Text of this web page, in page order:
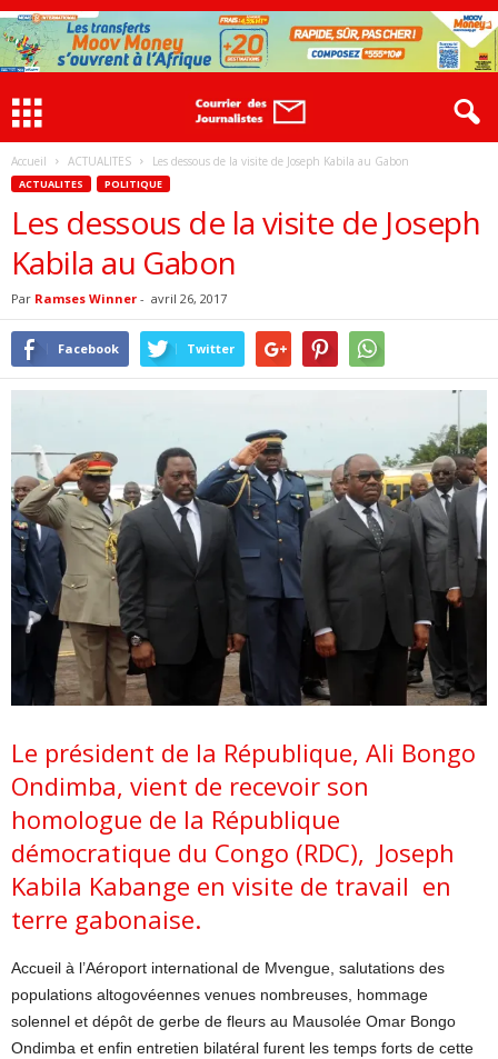
Accueil ACTUALITES Les dessous de la visite de Joseph Kabila au Gabon
ACTUALITES POLITIQUE
Les dessous de la visite de Joseph
Kabila au Gabon
Par Ramses Winner - avril 26, 2017
Facebook Twitter
Le président de la République, Ali Bongo
Ondimba, vient de recevoir son
homologue de la République
démocratique du Congo (RDC), Joseph
Kabila Kabange en visite de travail en
terre gabonaise.
Accueil à l’Aéroport international de Mvengue, salutations des
populations altogovéennes venues nombreuses, hommage
solennel et dépôt de gerbe de fleurs au Mausolée Omar Bongo
Ondimba et enfin entretien bilatéral furent les temps forts de cette